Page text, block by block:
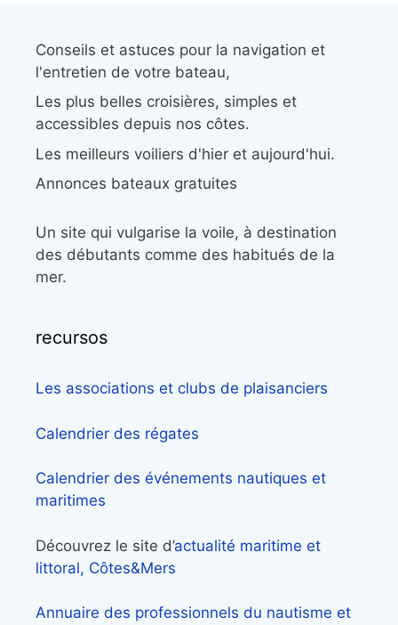
Conseils et astuces pour la navigation et
l'entretien de votre bateau,
Les plus belles croisières, simples et
accessibles depuis nos côtes.
Les meilleurs voiliers d'hier et aujourd'hui.
Annonces bateaux gratuites
Un site qui vulgarise la voile, à destination
des débutants comme des habitués de la
mer.
recursos
Les associations et clubs de plaisanciers
Calendrier des régates
Calendrier des événements nautiques et
maritimes
Découvrez le site d’actualité maritime et
littoral, Côtes&Mers
Annuaire des professionnels du nautisme et